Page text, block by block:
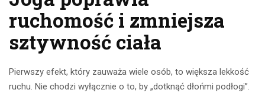
ruchomość i zmniejsza
sztywność ciała
Pierwszy efekt, który zauważa wiele osób, to większa lekkość
ruchu. Nie chodzi wyłącznie o to, by „dotknąć dłońmi podłogi”.